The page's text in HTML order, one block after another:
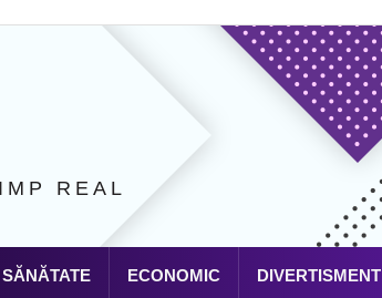
REAL
SĂNĂTATE ECONOMIC DIVERTISMENT